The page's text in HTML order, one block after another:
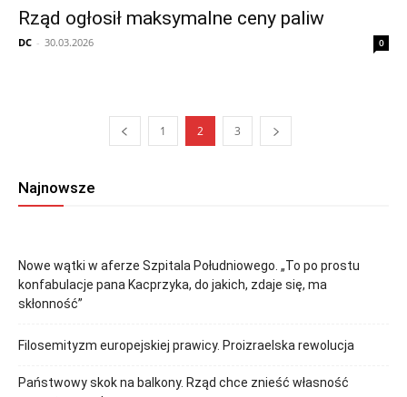
Rząd ogłosił maksymalne ceny paliw
DC - 30.03.2026 0
1 2 3
Najnowsze
Nowe wątki w aferze Szpitala Południowego. „To po prostu
konfabulacje pana Kacprzyka, do jakich, zdaje się, ma
skłonność”
Filosemityzm europejskiej prawicy. Proizraelska rewolucja
Państwowy skok na balkony. Rząd chce znieść własność